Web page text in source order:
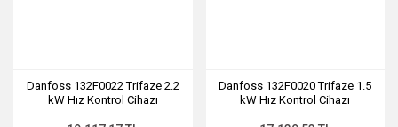
Danfoss 132F0022 Trifaze 2.2
kW Hız Kontrol Cihazı
Danfoss 132F0020 Trifaze 1.5
kW Hız Kontrol Cihazı